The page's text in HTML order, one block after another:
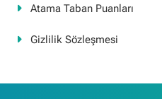
Atama Taban Puanları
Gizlilik Sözleşmesi